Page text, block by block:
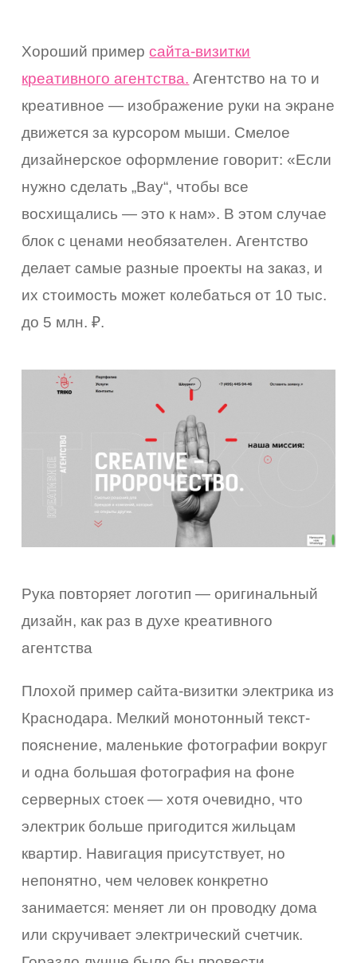
Хороший примерсайта-визитки
креативного агентства. Агентство на то и
креативное — изображение руки на экране
движется за курсором мыши. Смелое
дизайнерское оформление говорит: «Если
нужно сделать „Вау“, чтобы все
восхищались — это к нам». В этом случае
блок с ценами необязателен. Агентство
делает самые разные проекты на заказ, и
их стоимость может колебаться от 10 тыс.
до 5 млн. ₽.
Рука повторяет логотип — оригинальный
дизайн, как раз в духе креативного
агентства
Плохой пример сайта-визитки электрика из
Краснодара. Мелкий монотонный текст-
пояснение, маленькие фотографии вокруг
и одна большая фотография на фоне
серверных стоек — хотя очевидно, что
электрик больше пригодится жильцам
квартир. Навигация присутствует, но
непонятно, чем человек конкретно
занимается: меняет ли он проводку дома
или скручивает электрический счетчик.